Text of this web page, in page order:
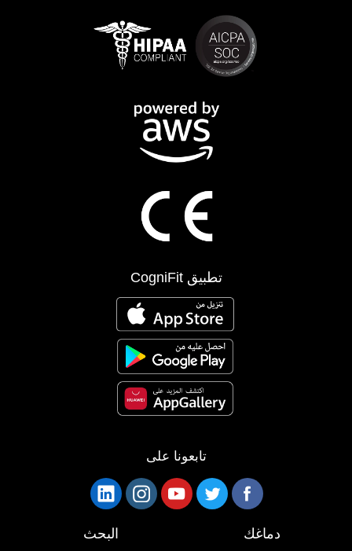
تطبيق CogniFit
تابعونا على
دماغك البحث